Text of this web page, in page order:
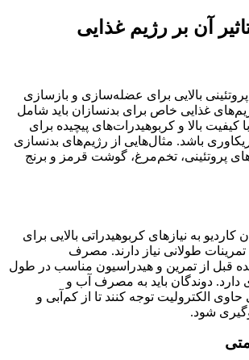
آن بر رژیم غذایی
پروتئینی بالایی برای عضله‌سازی و بازسازی
غذایی خاص برای بدنسازان باید شامل
بالا و کربوهیدرات‌های پیچیده برای
باشد. مثال‌هایی از رژیم‌های بدنسازی
تخم‌مرغ، گوشت قرمز و برنج
به نیازهای کربوهیدراتی بالایی برای
طولانی نیاز دارند. مصرف
قبل از تمرین و هیدراسیون مناسب در طول
دارد. دوندگان باید به مصرف آب و
الکترولیت توجه کنند تا از کم‌آبی و
شود.